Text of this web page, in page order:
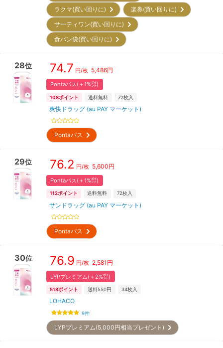
ラクマ(買い回りに)
楽券(買い回りに)
サーティワン(買い回りに)
食パン袋(買い回りに)
28位 74.7 円/枚 5,486円
Pontaパス(＋1%㌽)
108ポイント 送料無料 72枚入
爽快ドラッグ (au PAY マーケット)
Pontaパス
29位 76.2 円/枚 5,600円
Pontaパス(＋1%㌽)
112ポイント 送料無料 72枚入
サンドラッグ (au PAY マーケット)
Pontaパス
30位 76.9 円/枚 2,581 円
LYPプレミアム(＋2%㌽)
518ポイント 送料550円 34枚入
LOHACO
9件
LYPプレミアム(5,000円相当プレゼント)